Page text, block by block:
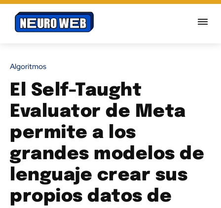
Algoritmos
El Self-Taught
Evaluator de Meta
permite a los
grandes modelos de
lenguaje crear sus
propios datos de